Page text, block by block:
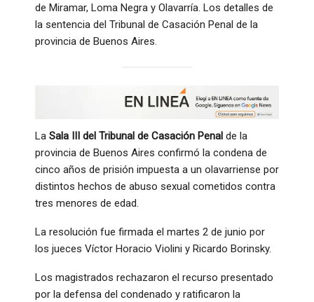
de Miramar, Loma Negra y Olavarría. Los detalles de
la sentencia del Tribunal de Casación Penal de la
provincia de Buenos Aires.
La Sala III del Tribunal de Casación Penal de la
provincia de Buenos Aires confirmó la condena de
cinco años de prisión impuesta a un olavarriense por
distintos hechos de abuso sexual cometidos contra
tres menores de edad.
La resolución fue firmada el martes 2 de junio por
los jueces Víctor Horacio Violini y Ricardo Borinsky.
Los magistrados rechazaron el recurso presentado
por la defensa del condenado y ratificaron la